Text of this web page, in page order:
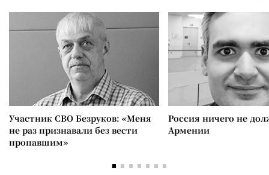
Участник СВО Безруков: «Меня
не раз признавали без вести
пропавшим»
Россия ничего не
Армении